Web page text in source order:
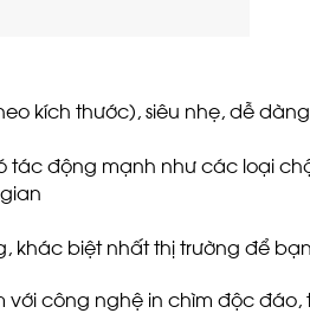
kích thước), siêu nhẹ, dễ
động mạnh như các loại
khác biệt nhất thị trường để
công nghệ in chìm độc